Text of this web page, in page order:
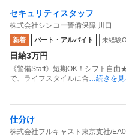
セキュリティスタッフ
株式会社シンコー警備保障 川口
新着 パート・アルバイト 未経験
日給3万円
《警備Staff》短期OK！シフト自
で、ライフスタイルに合…続きを見
仕分け
株式会社フルキャスト東京支社/